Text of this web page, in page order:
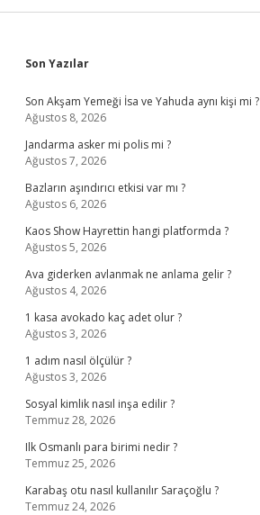
Sidebar
Son Yazılar
Son Akşam Yemeği İsa ve Yahuda aynı kişi mi ?
Ağustos 8, 2026
Jandarma asker mi polis mi ?
Ağustos 7, 2026
Bazların aşındırıcı etkisi var mı ?
Ağustos 6, 2026
Kaos Show Hayrettin hangi platformda ?
Ağustos 5, 2026
Ava giderken avlanmak ne anlama gelir ?
Ağustos 4, 2026
1 kasa avokado kaç adet olur ?
Ağustos 3, 2026
1 adım nasıl ölçülür ?
Ağustos 3, 2026
Sosyal kimlik nasıl inşa edilir ?
Temmuz 28, 2026
Ilk Osmanlı para birimi nedir ?
Temmuz 25, 2026
Karabaş otu nasıl kullanılır Saraçoğlu ?
Temmuz 24, 2026